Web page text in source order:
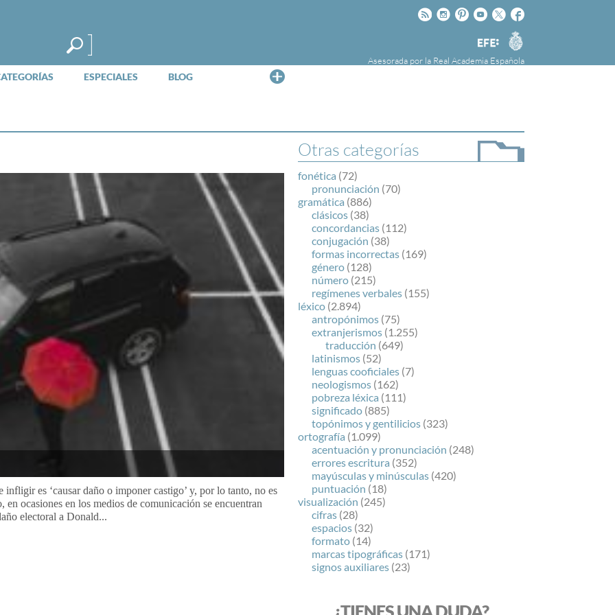
Facebook
Twitter
Youtube
Pinteres
Instagram
Rss
Agencia
EFE
Asesorada por la Real Academia Española
ESPECIALES BLOG
la Agencia Efe y la Real Academia Española,
cuyo objetivo es colaborar con el buen uso del
español en los medios de comunicación y en
Internet.
Otras categorías
fonética (72)
pronunciación (70)
gramática (886)
clásicos (38)
concordancias (112)
conjugación (38)
formas incorrectas (169)
género (128)
número (215)
regímenes verbales (155)
léxico (2.894)
antropónimos (75)
extranjerismos (1.255)
traducción (649)
latinismos (52)
lenguas cooficiales (7)
neologismos (162)
pobreza léxica (111)
significado (885)
topónimos y gentilicios (323)
ortografía (1.099)
acentuación y pronunciación (248)
errores escritura (352)
mayúsculas y minúsculas (420)
puntuación (18)
visualización (245)
cifras (28)
espacios (32)
formato (14)
marcas tipográficas (171)
signos auxiliares (23)
es ‘causar daño o imponer castigo’ y, por lo tanto, no es
ocasiones en los medios de comunicación se encuentran
electoral a Donald...
¿TIENES UNA DUDA?